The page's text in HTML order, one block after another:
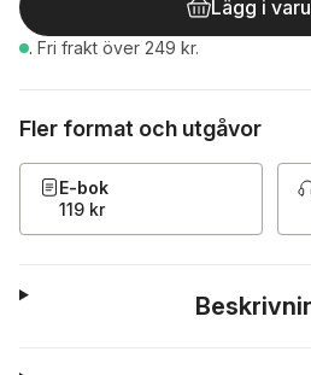
Lägg i
. Fri frakt över 249 kr.
Fler format och utgåvor
E-bok
119 kr